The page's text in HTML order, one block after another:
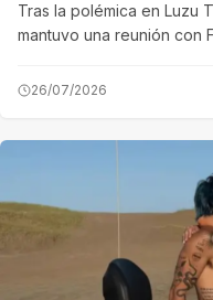
Tras la polémica en Luzu
mantuvo una reunión con
26/07/2026